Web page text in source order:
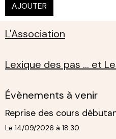
AJOUTER
L'Association
Lexique des pas ... et
Évènements à venir
Reprise des cours
Le 14/09/2026 à 18:30